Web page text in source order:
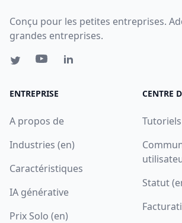
Conçu pour les petites entreprises.
grandes entreprises.
ENTREPRISE
A propos de
Industries (en)
Caractéristiques
IA générative
Prix Solo (en)
CENTRE
Tutoriels
Statut